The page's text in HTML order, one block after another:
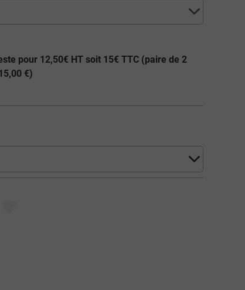
pour 12,50€ HT soit 15€ TTC (paire de 2
€)